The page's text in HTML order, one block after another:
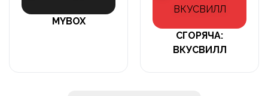
MYBOX
СГОРЯЧА:
ВКУСВИЛЛ